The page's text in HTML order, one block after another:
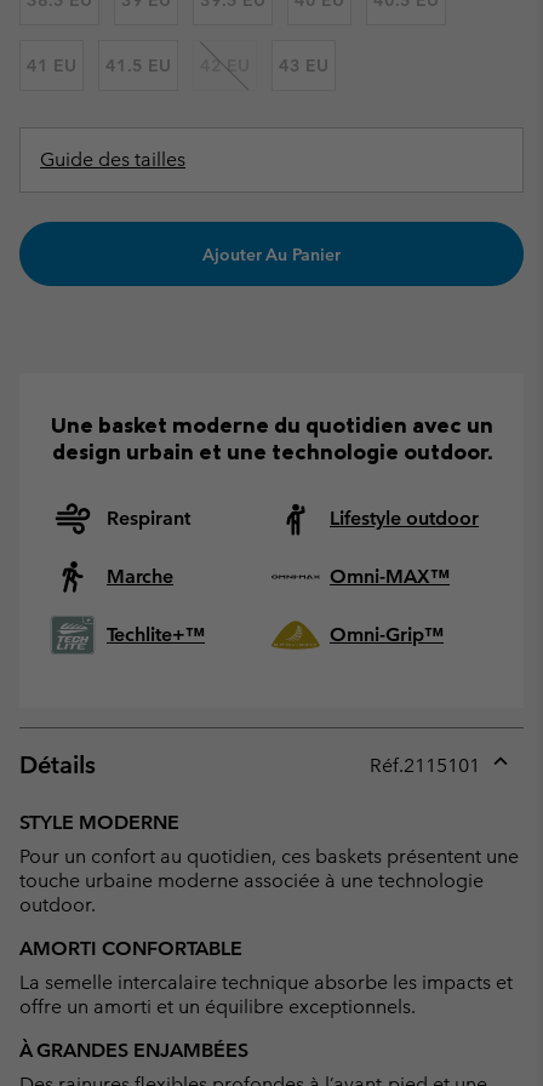
41 EU 41.5 EU 42 EU 43 EU
Guide des tailles
Ajouter Au Panier
Une basket moderne du quotidien avec un
design urbain et une technologie outdoor.
Respirant Lifestyle outdoor
Marche Omni-MAX™
Techlite+™ Omni-Grip™
Détails Réf.2115101
STYLE MODERNE
Pour un confort au quotidien, ces baskets présentent une
touche urbaine moderne associée à une technologie
outdoor.
AMORTI CONFORTABLE
La semelle intercalaire technique absorbe les impacts et
offre un amorti et un équilibre exceptionnels.
À GRANDES ENJAMBÉES